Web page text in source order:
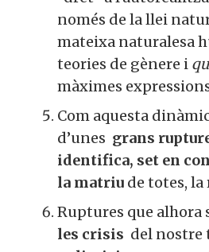
caracteritzen per
sobre el mode de
com s’hi participa,
basat en el “dret” a
per sobre no només
sinó de la mateixa
humana, i té en les
iqueerles seves
expressions.
Com aquesta
d’unesgrans
Vols